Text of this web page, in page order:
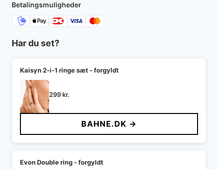
Betalingsmuligheder
Har du set?
Kaisyn 2-i-1 ringe sæt - forgyldt
299kr.
BAHNE.DK →
Evon Double ring - forgyldt